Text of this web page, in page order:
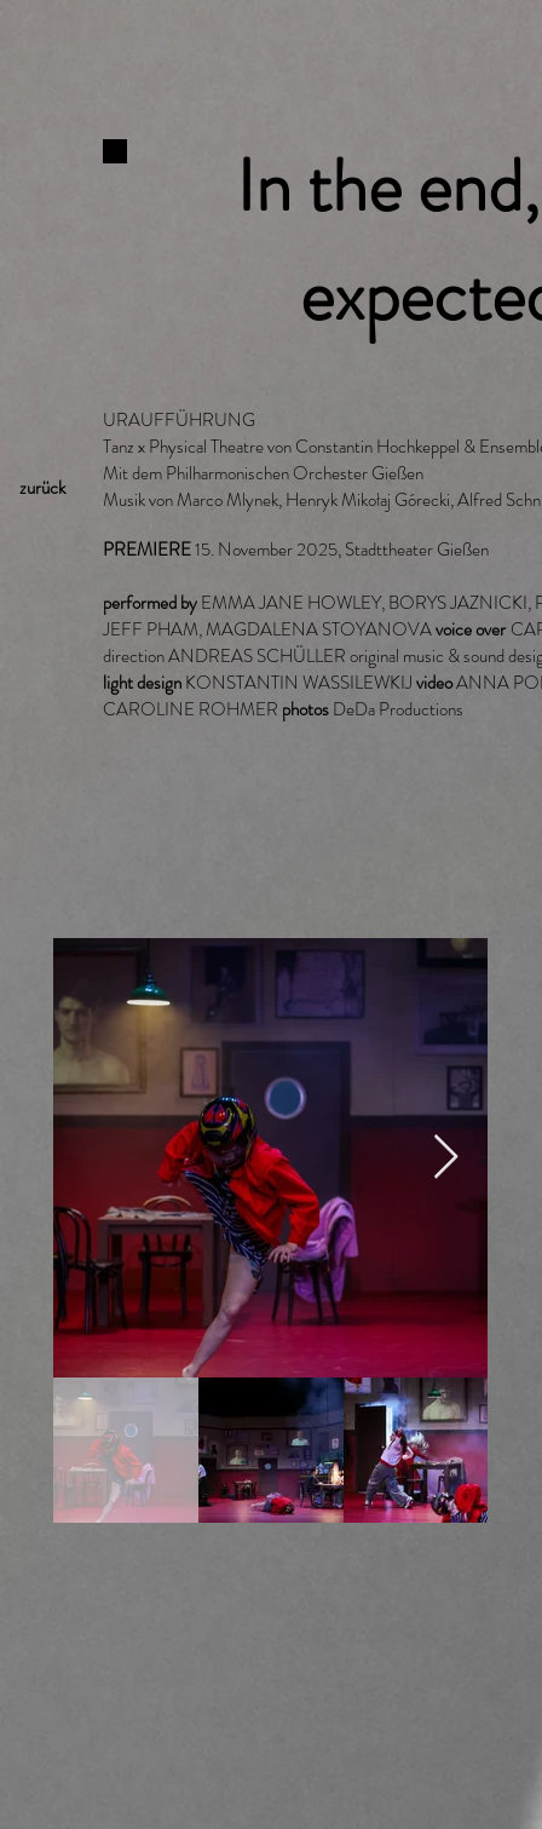
In the
zurück
URAUFFÜHRUNG
Tanz x Physical Theatre von Constantin Hochkeppel &
Mit dem Philharmonischen Orchester Gießen
Musik von Marco Mlynek, Henryk Mikołaj Górecki, Alfred
PREMIERE15. November 2025, Stadttheater Gießen
performed byEMMA JANE HOWLEY, BORYS
JEFF PHAM, MAGDALENA STOYANOVAvoice over
direction ANDREAS SCHÜLLER original music & sound
light designKONSTANTIN WASSILEWKIJvideoANNA
CAROLINE ROHMER photosDeDa Productions